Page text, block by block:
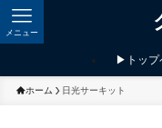
メニュー
▶トップ
ホーム 日光サーキット